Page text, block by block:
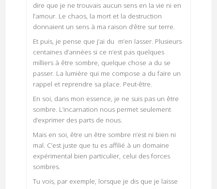
dire que je ne trouvais aucun sens en la vie ni en
l’amour. Le chaos, la mort et la destruction
donnaient un sens à ma raison d’être sur terre.
Et puis, je pense que j’ai du m’en lasser. Plusieurs
centaines d’années si ce n’est pas quelques
milliers à être sombre, quelque chose a du se
passer. La lumière qui me compose a du faire un
rappel et reprendre sa place. Peut-être.
En soi, dans mon essence, je ne suis pas un être
sombre. L’incarnation nous permet seulement
d’exprimer des parts de nous.
Mais en soi, être un être sombre n’est ni bien ni
mal. C’est juste que tu es affilié à un domaine
expérimental bien particulier, celui des forces
sombres.
Tu vois, par exemple, lorsque je dis que je laisse